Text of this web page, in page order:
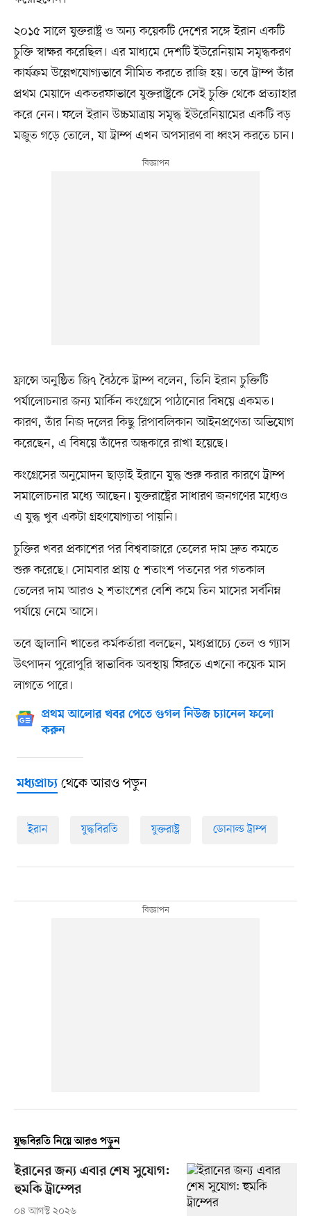
২০১৫ সালে যুক্তরাষ্ট্র ও অন্য কয়েকটি দেশের সঙ্গে ইরান একটি
চুক্তি স্বাক্ষর করেছিল। এর মাধ্যমে দেশটি ইউরেনিয়াম সমৃদ্ধকরণ
কার্যক্রম উল্লেখযোগ্যভাবে সীমিত করতে রাজি হয়। তবে ট্রাম্প তাঁর
প্রথম মেয়াদে একতরফাভাবে যুক্তরাষ্ট্রকে সেই চুক্তি থেকে প্রত্যাহার
করে নেন। ফলে ইরান উচ্চমাত্রায় সমৃদ্ধ ইউরেনিয়ামের একটি বড়
মজুত গড়ে তোলে, যা ট্রাম্প এখন অপসারণ বা ধ্বংস করতে চান।
ফ্রান্সে অনুষ্ঠিত জি৭ বৈঠকে ট্রাম্প বলেন, তিনি ইরান চুক্তিটি
পর্যালোচনার জন্য মার্কিন কংগ্রেসে পাঠানোর বিষয়ে একমত।
কারণ, তাঁর নিজ দলের কিছু রিপাবলিকান আইনপ্রণেতা অভিযোগ
করেছেন, এ বিষয়ে তাঁদের অন্ধকারে রাখা হয়েছে।
কংগ্রেসের অনুমোদন ছাড়াই ইরানে যুদ্ধ শুরু করার কারণে ট্রাম্প
সমালোচনার মধ্যে আছেন। যুক্তরাষ্ট্রের সাধারণ জনগণের মধ্যেও
এ যুদ্ধ খুব একটা গ্রহণযোগ্যতা পায়নি।
চুক্তির খবর প্রকাশের পর বিশ্ববাজারে তেলের দাম দ্রুত কমতে
শুরু করেছে। সোমবার প্রায় ৫ শতাংশ পতনের পর গতকাল
তেলের দাম আরও ২ শতাংশের বেশি কমে তিন মাসের সর্বনিম্ন
পর্যায়ে নেমে আসে।
তবে জ্বালানি খাতের কর্মকর্তারা বলছেন, মধ্যপ্রাচ্যে তেল ও গ্যাস
উৎপাদন পুরোপুরি স্বাভাবিক অবস্থায় ফিরতে এখনো কয়েক মাস
লাগতে পারে।
প্রথম আলোর খবর পেতে গুগল নিউজ চ্যানেল ফলো
করুন
মধ্যপ্রাচ্যথেকে আরও পড়ুন
ইরান যুদ্ধবিরতি যুক্তরাষ্ট্র ডোনাল্ড ট্রাম্প
যুদ্ধবিরতি নিয়ে আরও পড়ুন
ইরানের জন্য এবার শেষ সুযোগ:
হুমকি ট্রাম্পের
০৪ আগস্ট ২০২৬